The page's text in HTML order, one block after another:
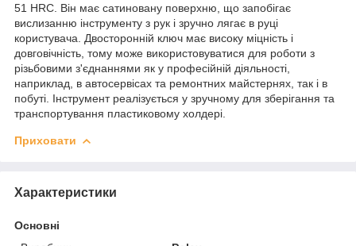
51 HRC. Він має сатиновану поверхню, що запобігає
вислизанню інструменту з рук і зручно лягає в руці
користувача. Двосторонній ключ має високу міцність і
довговічність, тому може використовуватися для роботи з
різьбовими з'єднаннями як у професійній діяльності,
наприклад, в автосервісах та ремонтних майстернях, так і в
побуті. Інструмент реалізується у зручному для зберігання та
транспортування пластиковому холдері.
Приховати
Характеристики
Основні